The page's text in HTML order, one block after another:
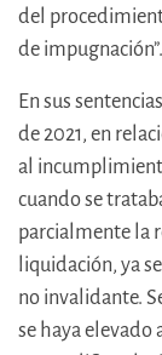
del
de impugnación”.
En sus
de 2021, en
al
cuando se
parcialmente la
liquidación, ya
no invalidante.
se haya elevado